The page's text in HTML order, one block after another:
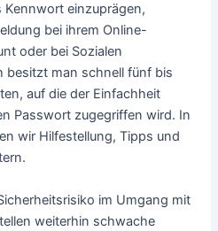
einzuprägen,
bei ihrem Online-
oder bei Sozialen
besitzt man schnell fünf bis
auf die der Einfachheit
Passwort zugegriffen wird. In
wir Hilfestellung, Tipps und
im Umgang mit
weiterhin schwache